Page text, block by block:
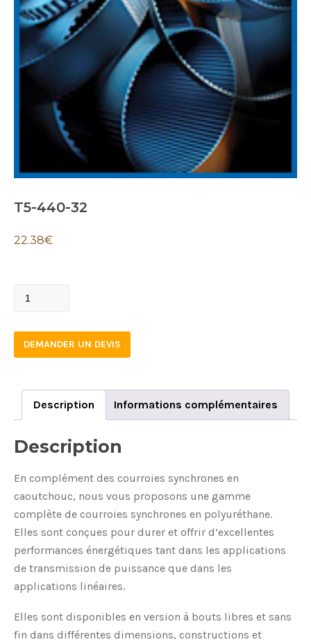
T5-440-32
22.38€
T5-
32
quantity
DEMANDER UN DEVIS
Description Informations complémentaires
Description
En complément des courroies synchrones en
caoutchouc, nous vous proposons une gamme
complète de courroies synchrones en polyuréthane.
Elles sont conçues pour durer et offrir d’excellentes
performances énergétiques tant dans les applications
de transmission de puissance que dans les
applications linéaires.
Elles sont disponibles en version à bouts libres et sans
fin dans différentes dimensions, constructions et